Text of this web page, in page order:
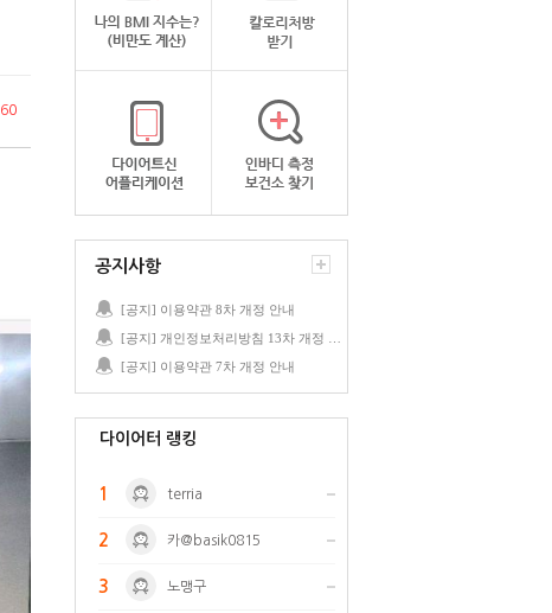
60
공지사항
[공지] 이용약관 8차 개정 안내
[공지] 이용약관 7차 개정 안내
다이어터 랭킹
1 terria
2 카@basik0815
3 노맹구